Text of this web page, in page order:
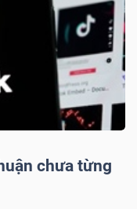
chưa từng